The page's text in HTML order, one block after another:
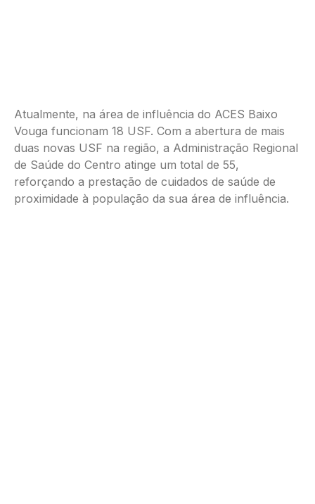
Atualmente, na área de influência do ACES Baixo
Vouga funcionam 18 USF. Com a abertura de mais
duas novas USF na região, a Administração Regional
de Saúde do Centro atinge um total de 55,
reforçando a prestação de cuidados de saúde de
proximidade à população da sua área de influência.